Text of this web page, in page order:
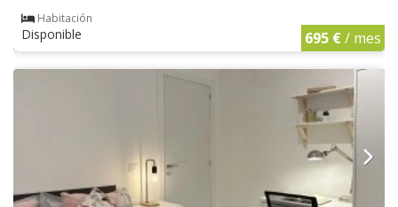
Habitación
Disponible 695 €/ mes